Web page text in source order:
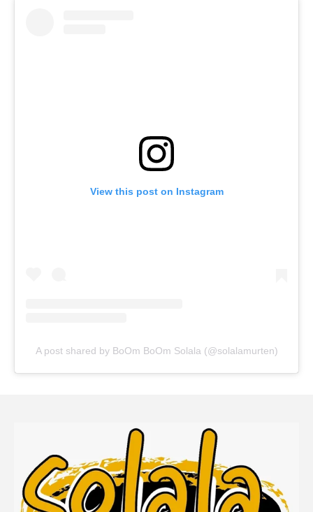
View this post on Instagram
A post shared by BoOm BoOm Solala (@solalamurten)